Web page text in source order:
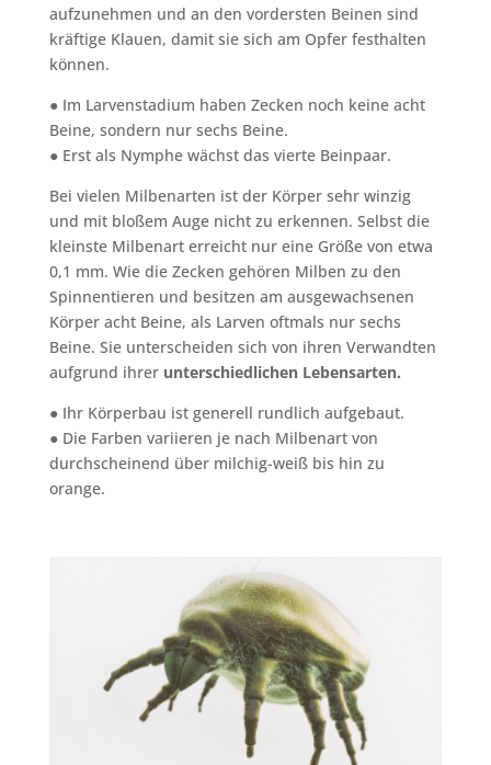
aufzunehmen und an den vordersten Beinen sind
kräftige Klauen, damit sie sich am Opfer festhalten
können.
● Im Larvenstadium haben Zecken noch keine acht
Beine, sondern nur sechs Beine.
● Erst als Nymphe wächst das vierte Beinpaar.
Bei vielen Milbenarten ist der Körper sehr winzig
und mit bloßem Auge nicht zu erkennen. Selbst die
kleinste Milbenart erreicht nur eine Größe von etwa
0,1 mm. Wie die Zecken gehören Milben zu den
Spinnentieren und besitzen am ausgewachsenen
Körper acht Beine, als Larven oftmals nur sechs
Beine. Sie unterscheiden sich von ihren Verwandten
aufgrund ihrer unterschiedlichen Lebensarten.
● Ihr Körperbau ist generell rundlich aufgebaut.
● Die Farben variieren je nach Milbenart von
durchscheinend über milchig-weiß bis hin zu
orange.